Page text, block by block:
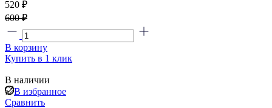
520 ₽
600 ₽
В корзину
Купить в 1 клик
В наличии
В избранное
Сравнить